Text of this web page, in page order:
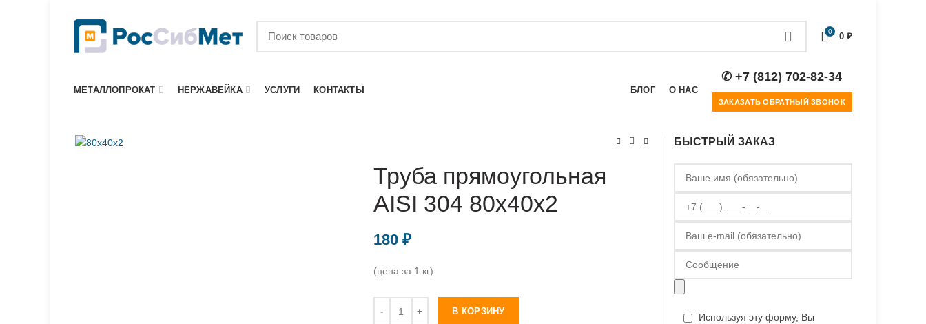
0 0 ₽
МЕТАЛЛОПРОКАТ НЕРЖАВЕЙКА УСЛУГИ КОНТАКТЫ БЛОГ О НАС
✆ +7 (812) 702-82-34
ЗАКАЗАТЬ ОБРАТНЫЙ ЗВОНОК
Труба прямоугольная
AISI 304 80х40х2
180 ₽
(цена за 1 кг)
В КОРЗИНУ
БЫСТРЫЙ ЗАКАЗ
Используя эту форму, Вы